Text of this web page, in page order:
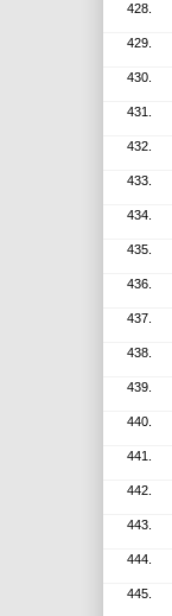
428.
429.
430.
431.
432.
433.
434.
435.
436.
437.
438.
439.
440.
441.
442.
443.
444.
445.